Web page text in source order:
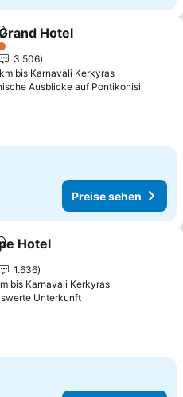
Favoriten hinzufügen
Hotel
3.506
bis Karnavali Kerkyras
Ausblicke auf Pontikonisi
Preise sehen
Favoriten hinzufügen
Hotel
1.636
bis Karnavali Kerkyras
Unterkunft